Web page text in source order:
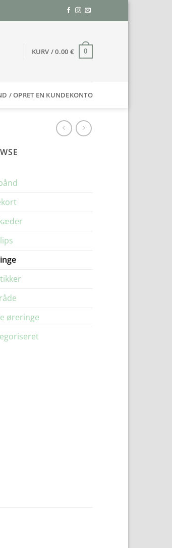
KURV /0.00 € 0
/ OPRET EN KUNDEKONTO
øreringe